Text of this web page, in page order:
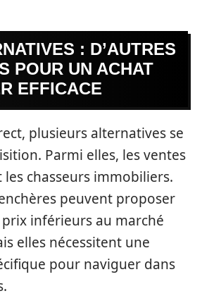
: D’AUTRES
POUR UN ACHAT
EFFICACE
plusieurs alternatives se
Parmi elles, les ventes
les chasseurs immobiliers.
peuvent proposer
prix inférieurs au marché
elles nécessitent une
pour naviguer dans